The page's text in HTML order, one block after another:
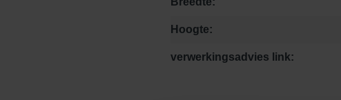
Hoogte:
verwerkingsadvies link: